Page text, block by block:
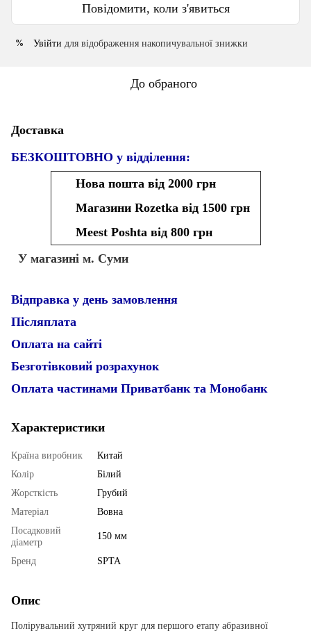
Повідомити, коли з'явиться
% Увійти для відображення накопичувальної знижки
До обраного
Доставка
БЕЗКОШТОВНО у відділення:
Нова пошта від 2000 грн
Магазини Rozetka від 1500 грн
Meest Poshta від 800 грн
У магазині м. Суми
Відправка у день замовлення
Післяплата
Оплата на сайті
Безготівковий розрахунок
Оплата частинами Приватбанк та Монобанк
Характеристики
Країна виробник
Китай
Колір
Білий
Жорсткість
Грубий
Матеріал
Вовна
Посадковий
діаметр
150 мм
Бренд SPTA
Опис
Полірувальний хутряний круг для першого етапу абразивної